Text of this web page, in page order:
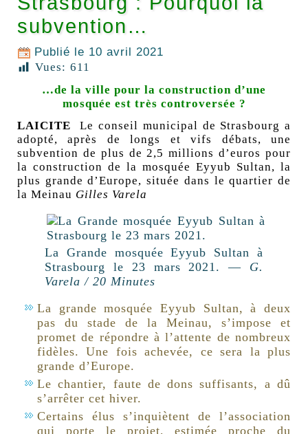
subvention…
Publié le 10 avril 2021
Vues: 611
…de la ville pour la construction d’une
mosquée est très controversée ?
LAICITE Le conseil municipal de Strasbourg a
adopté, après de longs et vifs débats, une
subvention de plus de 2,5 millions d’euros pour
la construction de la mosquée Eyyub Sultan, la
plus grande d’Europe, située dans le quartier de
la Meinau Gilles Varela
La Grande mosquée Eyyub Sultan à
Strasbourg le 23 mars 2021. — G.
Varela / 20 Minutes
La grande mosquée Eyyub Sultan, à deux
pas du stade de la Meinau, s’impose et
promet de répondre à l’attente de nombreux
fidèles. Une fois achevée, ce sera la plus
grande d’Europe.
Le chantier, faute de dons suffisants, a dû
s’arrêter cet hiver.
Certains élus s’inquiètent de l’association
qui porte le projet, estimée proche du